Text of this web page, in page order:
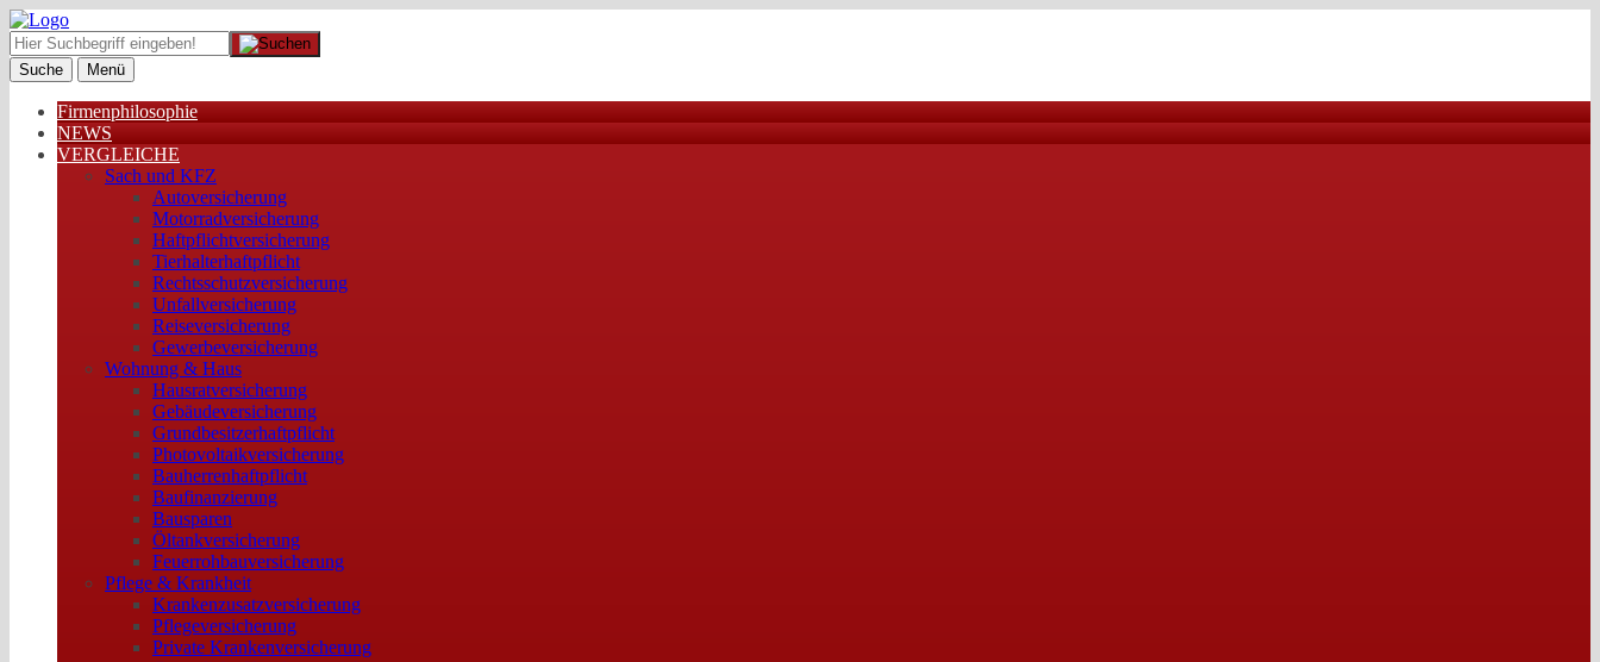
Suche Menü
Firmenphilosophie
NEWS
VERGLEICHE
Sach und KFZ
Autoversicherung
Motorradversicherung
Haftpflichtversicherung
Tierhalterhaftpflicht
Rechtsschutzversicherung
Unfallversicherung
Reiseversicherung
Gewerbeversicherung
Wohnung & Haus
Hausratversicherung
Gebäudeversicherung
Grundbesitzerhaftpflicht
Photovoltaikversicherung
Bauherrenhaftpflicht
Baufinanzierung
Bausparen
Öltankversicherung
Feuerrohbauversicherung
Pflege & Krankheit
Krankenzusatzversicherung
Pflegeversicherung
Private Krankenversicherung